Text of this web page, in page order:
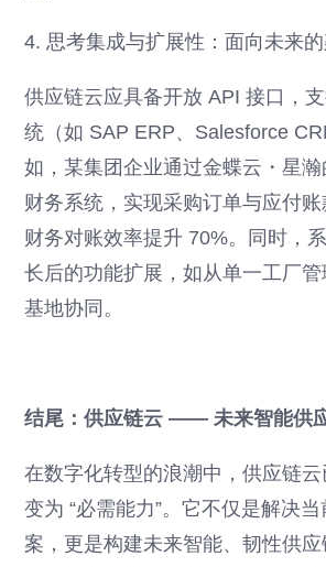
4. 思考集成与扩展性：面向未来
供应链云应具备开放 API 接口，
统（如 SAP ERP、Salesforce
如，某集团企业通过金蝶云・星
财务系统，实现采购订单与应付账
财务对账效率提升 70%。同时，
长后的功能扩展，如从单一工厂
基地协同。
结尾：供应链云 —— 未来智能供
在数字化转型的浪潮中，供应链云
变为 “必需能力”。它不仅是解决
案，更是构建未来智能、韧性供